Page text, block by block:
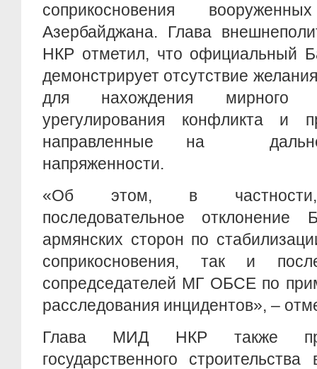
соприкосновения
Азербайджана. Глава
НКР отметил, что официальный
демонстрирует отсутствие
для нахождения мирного и
урегулирования конфликта и
направленные на
напряженности.
«Об этом, в частности,
последовательное отклонение
армянских сторон по
соприкосновения, так и
сопредседателей МГ ОБСЕ по
расследования инцидентов», –
Глава МИД НКР также
государственного